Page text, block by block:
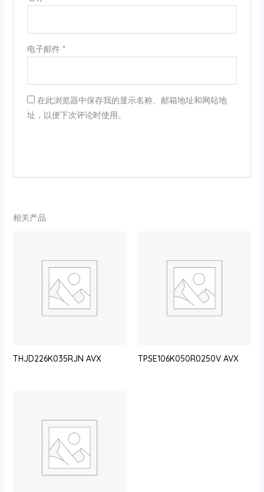
电子邮件 *
在此浏览器中保存我的显示名称、邮箱地址和网站地
址，以便下次评论时使用。
相关产品
THJD226K035RJN AVX TPSE106K050R0250V AVX